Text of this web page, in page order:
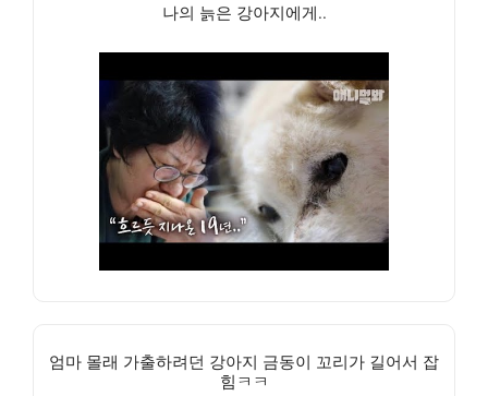
나의 늙은 강아지에게..
엄마 몰래 가출하려던 강아지 금동이 꼬리가 길어서 잡
힘ㅋㅋ